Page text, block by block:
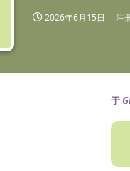
2026年6月15日 注
于